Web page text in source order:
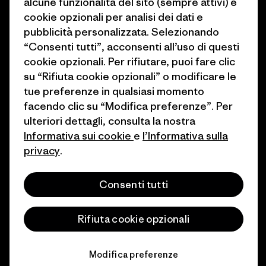
Come finanziamo
Buoni regalo
Trova un negozio
Industry program
Programma di affiliazione
Patagonia Italia Mappa del sito
© 2026 Patagonia, Inc. All Rights Reserved.
italiano
cookie opzionali per analisi dei dati e
pubblicità personalizzata. Selezionando
“Consenti tutti”, acconsenti all’uso di questi
cookie opzionali. Per rifiutare, puoi fare clic
su “Rifiuta cookie opzionali” o modificare le
tue preferenze in qualsiasi momento
facendo clic su “Modifica preferenze”. Per
ulteriori dettagli, consulta la nostra
Informativa sui cookie e l’Informativa sulla
privacy.
Consenti tutti
Rifiuta cookie opzionali
Modifica preferenze